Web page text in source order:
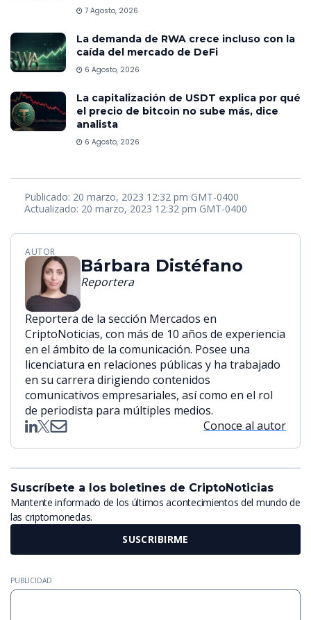
7 Agosto, 2026
La demanda de RWA crece incluso con la
caída del mercado de DeFi
6 Agosto, 2026
La capitalización de USDT explica por qué
el precio de bitcoin no sube más, dice
analista
6 Agosto, 2026
Publicado: 20 marzo, 2023 12:32 pm GMT-0400
Actualizado: 20 marzo, 2023 12:32 pm GMT-0400
AUTOR
Bárbara Distéfano
Reportera
Reportera de la sección Mercados en
CriptoNoticias, con más de 10 años de experiencia
en el ámbito de la comunicación. Posee una
licenciatura en relaciones públicas y ha trabajado
en su carrera dirigiendo contenidos
comunicativos empresariales, así como en el rol
de periodista para múltiples medios.
Conoce al autor
Suscríbete a los boletines de CriptoNoticias
Mantente informado de los últimos acontecimientos del mundo de
las criptomonedas.
SUSCRIBIRME
PUBLICIDAD